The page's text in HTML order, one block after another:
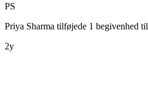
PS
Priya Sharma tilføjede 1 begivenhed til
2y